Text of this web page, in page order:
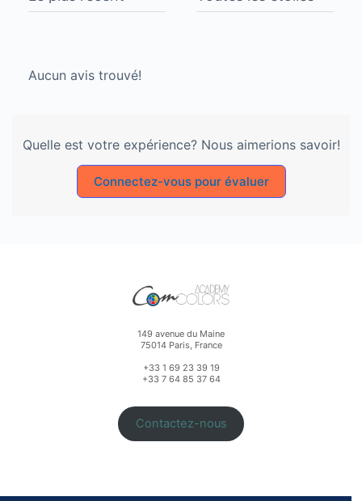
Aucun avis trouvé!
Quelle est votre expérience? Nous aimerions savoir!
Connectez-vous pour évaluer
149 avenue du Maine
75014 Paris, France
+33 1 69 23 39 19
+33 7 64 85 37 64
Contactez-nous